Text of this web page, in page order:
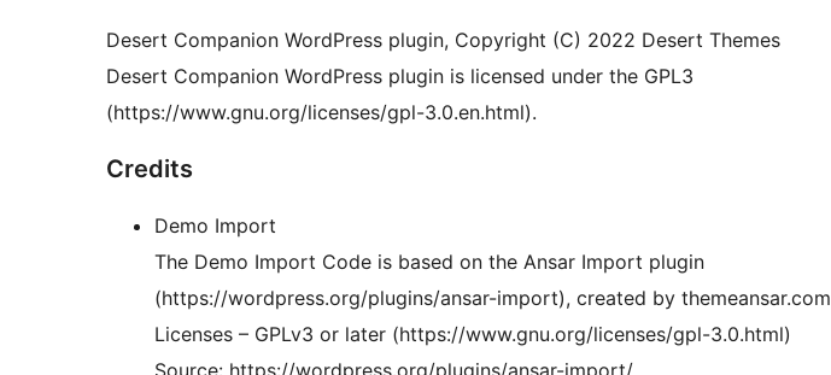
Desert Companion WordPress plugin, Copyright (C) 2022 Desert Themes
Desert Companion WordPress plugin is licensed under the GPL3
(https://www.gnu.org/licenses/gpl-3.0.en.html).
Credits
Demo Import
The Demo Import Code is based on the Ansar Import plugin
(https://wordpress.org/plugins/ansar-import), created by themeansar.com
Licenses – GPLv3 or later (https://www.gnu.org/licenses/gpl-3.0.html)